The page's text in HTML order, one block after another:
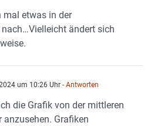
mal etwas in der
ändert sich
um 10:26 Uhr - Antworten
die Grafik von der mittleren
anzusehen. Grafiken